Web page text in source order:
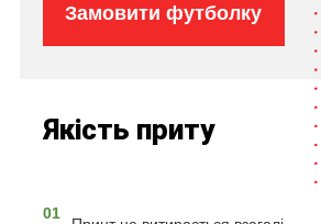
Замовити футболку
Якість приту
01